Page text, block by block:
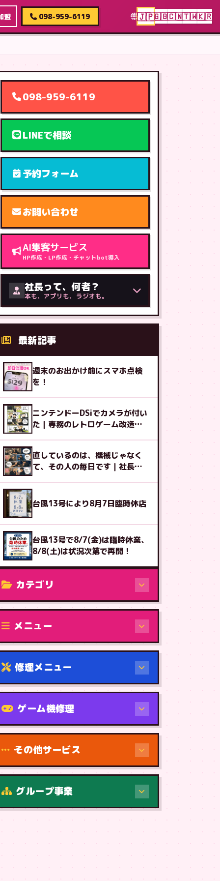
盟 098-959-6119 🇯🇵🇬🇧🇨🇳🇹🇼🇰🇷
098-959-6119
LINEで相談
予約フォーム
お問い合わせ
AI集客サービス
HP作成・LP作成・チャットbot導入
社長って、何者？
本も、アプリも、ラジオも。
最新記事
週末のお出かけ前にスマホ点検
を！
ニンテンドーDSiでカメラが付い
た｜専務のレトロゲーム改造図
直しているのは、機械じゃなく
て、その人の毎日です｜社長ブ
台風13号により8月7日臨時休店
台風13号で8/7(金)は臨時休業、
8/8(土)は状況次第で再開！
カテゴリ
修理（機種から）
メニュー
修理メニュー
機種から
ゲーム機修理
その他サービス
グループ事業